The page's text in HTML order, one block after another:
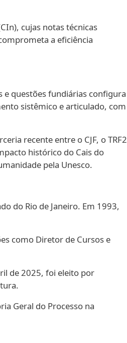
cujas notas técnicas
a eficiência
e questões fundiárias configura
sistêmico e articulado, com
recente entre o CJF, o TRF2
histórico do Cais do
pela Unesco.
do Rio de Janeiro. Em 1993,
como Diretor de Cursos e
de 2025, foi eleito por
Geral do Processo na